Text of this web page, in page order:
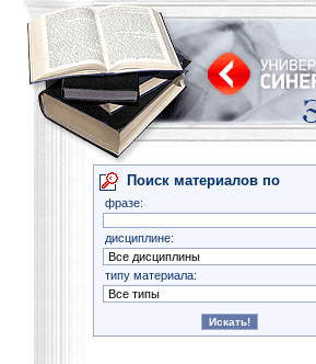
Поиск материалов по
фразе:
дисциплине:
типу материала: